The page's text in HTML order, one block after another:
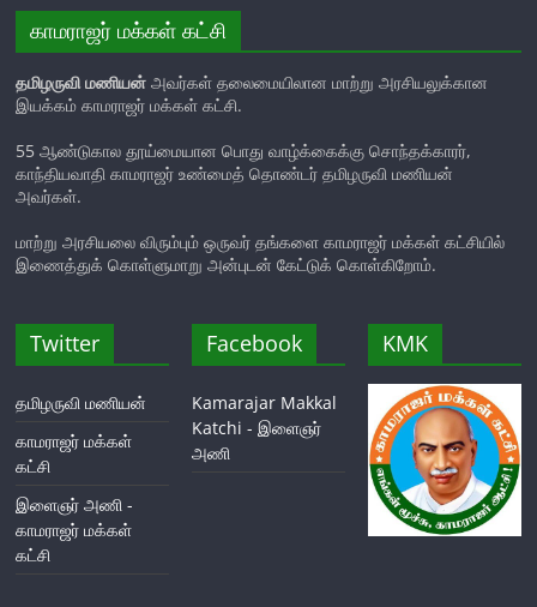
காமராஜர் மக்கள் கட்சி
தமிழருவி மணியன் அவர்கள் தலைமையிலான மாற்று அரசியலுக்கான
இயக்கம் காமராஜர் மக்கள் கட்சி.
55 ஆண்டுகால தூய்மையான பொது வாழ்க்கைக்கு சொந்தக்காரர்,
காந்தியவாதி காமராஜர் உண்மைத் தொண்டர் தமிழருவி மணியன்
அவர்கள்.
மாற்று அரசியலை விரும்பும் ஒருவர் தங்களை காமராஜர் மக்கள் கட்சியில்
இணைத்துக் கொள்ளுமாறு அன்புடன் கேட்டுக் கொள்கிறோம்.
Twitter
தமிழருவி மணியன்
காமராஜர் மக்கள்
கட்சி
இளைஞர் அணி -
காமராஜர் மக்கள்
கட்சி
Facebook
Kamarajar Makkal
Katchi - இளைஞர்
அணி
KMK